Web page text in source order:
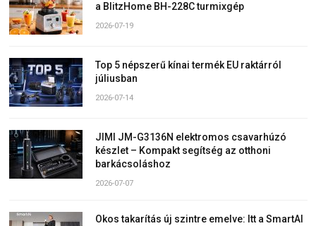
a BlitzHome BH-228C turmixgép
2026-07-19
Top 5 népszerű kínai termék EU raktárról
júliusban
2026-07-14
JIMI JM-G3136N elektromos csavarhúzó
készlet – Kompakt segítség az otthoni
barkácsoláshoz
2026-07-07
Okos takarítás új szintre emelve: Itt a SmartAI